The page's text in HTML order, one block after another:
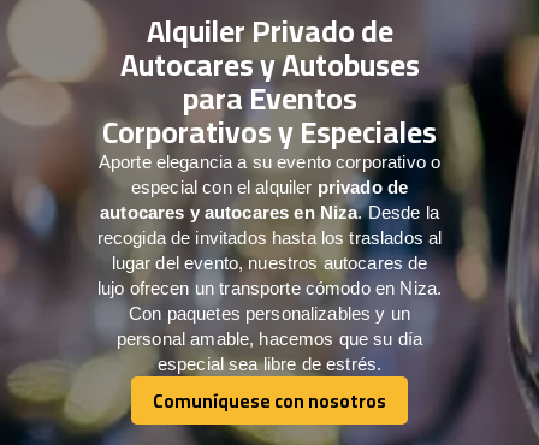
Alquiler Privado de
Autocares y Autobuses
para Eventos
Corporativos y Especiales
Aporte elegancia a su evento corporativo o
especial con el alquiler privado de
autocares y autocares en Niza. Desde la
recogida de invitados hasta los traslados al
lugar del evento, nuestros autocares de
lujo ofrecen un transporte cómodo en Niza.
Con paquetes personalizables y un
personal amable, hacemos que su día
especial sea libre de estrés.
Comuníquese con nosotros
Comuníquese con nosotros